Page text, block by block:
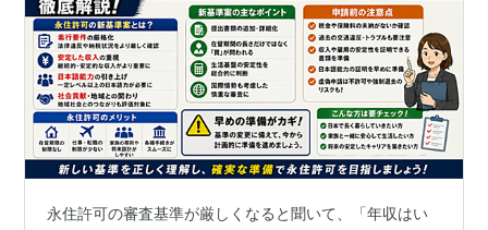
永住許可の審査基準が厳しくなると聞いて、「年収はい